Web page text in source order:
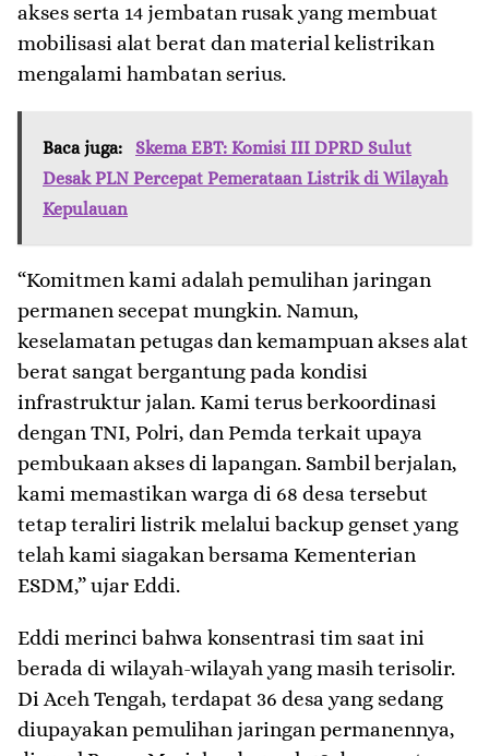
akses serta 14 jembatan rusak yang membuat
mobilisasi alat berat dan material kelistrikan
mengalami hambatan serius.
Baca juga:
Skema EBT: Komisi III DPRD Sulut
Desak PLN Percepat Pemerataan Listrik di Wilayah
Kepulauan
“Komitmen kami adalah pemulihan jaringan
permanen secepat mungkin. Namun,
keselamatan petugas dan kemampuan akses alat
berat sangat bergantung pada kondisi
infrastruktur jalan. Kami terus berkoordinasi
dengan TNI, Polri, dan Pemda terkait upaya
pembukaan akses di lapangan. Sambil berjalan,
kami memastikan warga di 68 desa tersebut
tetap teraliri listrik melalui backup genset yang
telah kami siagakan bersama Kementerian
ESDM,” ujar Eddi.
Eddi merinci bahwa konsentrasi tim saat ini
berada di wilayah-wilayah yang masih terisolir.
Di Aceh Tengah, terdapat 36 desa yang sedang
diupayakan pemulihan jaringan permanennya,